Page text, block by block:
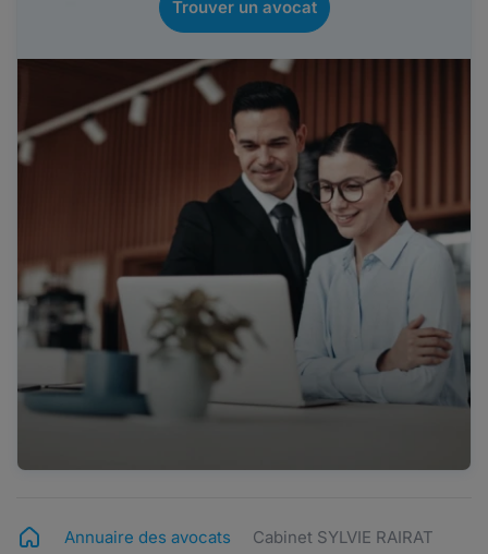
Trouver un avocat
Annuaire des avocats Cabinet SYLVIE RAIRAT